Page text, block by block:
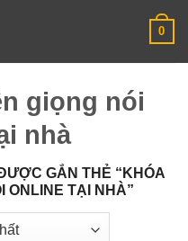
0
giọng nói
nhà
GẮN THẺ “KHÓA
ONLINE TẠI NHÀ”